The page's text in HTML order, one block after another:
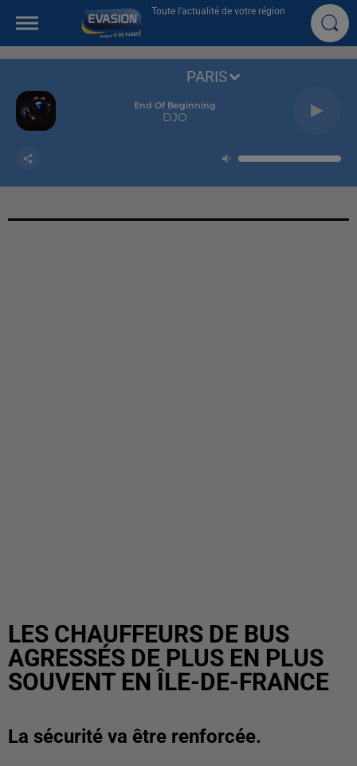
Toute l'actualité de votre région
End Of Beginning
DJO
PARIS
LES CHAUFFEURS DE BUS
AGRESSÉS DE PLUS EN PLUS
SOUVENT EN ÎLE-DE-FRANCE
La sécurité va être renforcée.